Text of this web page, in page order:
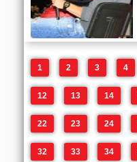
1 2 3 4
12 13 14
22 23 24
32 33 34